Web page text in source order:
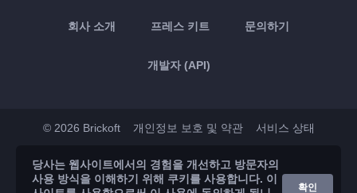
회사 소개 프레스 키트 문의하기
개발자 (API)
© 2026 Brickoft 개인정보 보호 및 약관 서비스 상태
App Store Google Play
당사는 웹사이트에서의 경험을 개선하고 방문자의
사용 방식을 이해하기 위해 쿠키를 사용합니다. 이
확인